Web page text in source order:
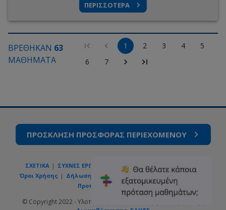
ΠΕΡΙΣΣΟΤΕΡΑ
ΒΡΕΘΗΚΑΝ 63
ΜΑΘΗΜΑΤΑ
1 2 3 4
5
6
7
ΣΧΕΤΙΚΑ ΣΥΧΝΕΣ ΕΡΩΤΗΣΕΙΣ ΕΠΙΚΟΙΝΩΝΙΑ
GOV.GR
Όροι Χρήσης
Δήλωση Ιδιωτικότητας
Πολιτική Cookies
Προτιμήσεις Cookies
© Copyright 2022 - Υλοποίηση από το
ΠΡΟΣΚΛΗΣΗ ΠΡΟΣΦΟΡΑΣ ΠΕΡΙΕΧΟΜΕΝΟΥ